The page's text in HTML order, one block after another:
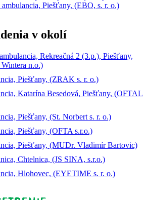
v okolí
Rekreačná 2 (3.p.), Piešťany,
n.o.)
Piešťany, (ZRAK s. r. o.)
Katarína Besedová, Piešťany, (OFTAL
Piešťany, (St. Norbert s. r. o.)
Piešťany, (OFTA s.r.o.)
Piešťany, (MUDr. Vladimír Bartovic)
Chtelnica, (JS SINA, s.r.o.)
Hlohovec, (EYETIME s. r. o.)